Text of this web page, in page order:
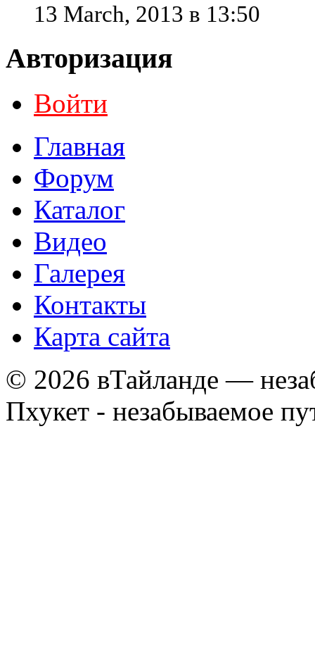
13 March, 2013 в 13:50
Авторизация
Войти
Главная
Форум
Каталог
Видео
Галерея
Контакты
Карта сайта
© 2026 вТайланде —
Пхукет - незабываемое